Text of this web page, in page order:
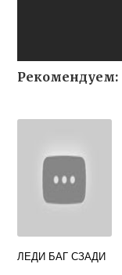
Рекомендуем:
ЛЕДИ БАГ СЗАДИ